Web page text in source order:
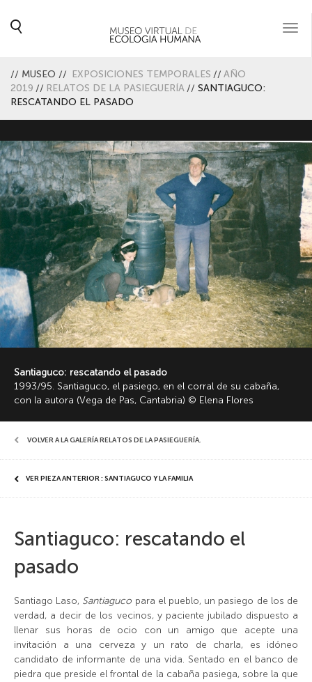
// MUSEO // EXPOSICIONES TEMPORALES // AÑO
2019 // RELATOS DE LA PASIEGUERÍA // SANTIAGUCO:
RESCATANDO EL PASADO
Santiaguco: rescatando el pasado
1993/95. Santiaguco, el pasiego, en el corral de su cabaña,
con la autora (Vega de Pas, Cantabria) © Elena Flores
VOLVER A LA GALERÍA RELATOS DE LA PASIEGUERÍA,
VER PIEZA ANTERIOR : SANTIAGUCO Y LA FAMILIA
Santiaguco: rescatando el
pasado
Santiago Laso, Santiaguco para el pueblo, un pasiego de los de
verdad, a decir de los vecinos, y paciente jubilado dispuesto a
llenar sus horas de ocio con un amigo que acepte una
invitación a una cerveza y un rato de charla, es idóneo
candidato de informante de una vida. Sentado en el banco de
piedra que preside el frontal de la cabaña pasiega, sobre la que